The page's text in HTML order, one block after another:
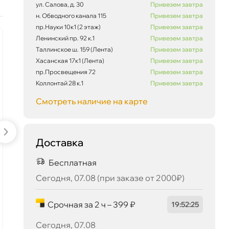
LIQUI MOLY Special Tec AA
0W-20 (4л) 8066/9705
наличии
7 810 ₽8 221 ₽
корзину
ул. Салова, д. 30
Привезем завтра
н. Обводного канала 115
Привезем завтра
пр.Науки 10к1 (2 этаж)
Привезем завтра
Ленинский пр. 92 к.1
Привезем завтра
Таллинское ш. 159 (Лента)
Привезем завтра
Хасанская 17к1 (Лента)
Привезем завтра
пр.Просвещения 72
Привезем завтра
Коллонтай 28 к.1
Привезем завтра
Смотреть наличие на карте
Доставка
Бесплатная
Сегодня, 07.08 (при заказе от 2000₽)
Срочная за 2 ч – 399 ₽ 19:52:25
Сегодня, 07.08
Сегодня, 07.08